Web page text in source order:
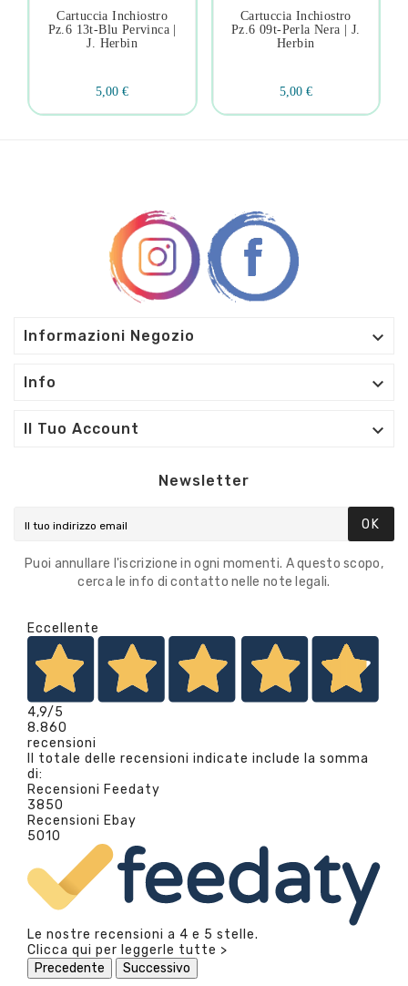
Cartuccia Inchiostro
Pz.6 13t-Blu Pervinca |
J. Herbin
5,00 €
Cartuccia Inchiostro
Pz.6 09t-Perla Nera | J.
Herbin
5,00 €
Informazioni Negozio 
Info 
Il Tuo Account 
Newsletter
OK
Puoi annullare l'iscrizione in ogni momenti. A questo scopo,
cerca le info di contatto nelle note legali.
Eccellente
4,9/5
8.860
recensioni
Il totale delle recensioni indicate include la somma
di:
Recensioni Feedaty
3850
Recensioni Ebay
5010
Le nostre recensioni a 4 e 5 stelle.
Clicca qui per leggerle tutte >
Precedente
Successivo